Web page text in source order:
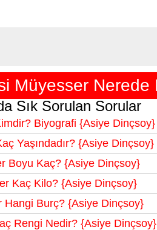
Müyesser
Sık Sorulan Sorular
Biyografi {Asiye Dinçsoy}
Yaşındadır? {Asiye Dinçsoy}
Boyu Kaç? {Asiye Dinçsoy}
Kaç Kilo? {Asiye Dinçsoy}
Hangi Burç? {Asiye Dinçsoy}
Rengi Nedir? {Asiye Dinçsoy}